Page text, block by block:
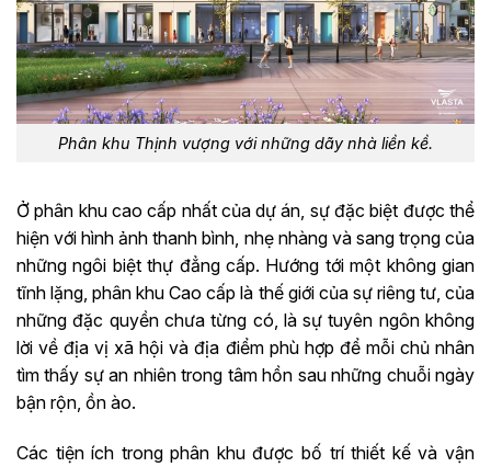
Phân khu Thịnh vượng với những dãy nhà liền kề.
Ở phân khu cao cấp nhất của dự án, sự đặc biệt được thể
hiện với hình ảnh thanh bình, nhẹ nhàng và sang trọng của
những ngôi biệt thự đẳng cấp. Hướng tới một không gian
tĩnh lặng, phân khu Cao cấp là thế giới của sự riêng tư, của
những đặc quyền chưa từng có, là sự tuyên ngôn không
lời về địa vị xã hội và địa điểm phù hợp để mỗi chủ nhân
tìm thấy sự an nhiên trong tâm hồn sau những chuỗi ngày
bận rộn, ồn ào.
Các tiện ích trong phân khu được bố trí thiết kế và vận